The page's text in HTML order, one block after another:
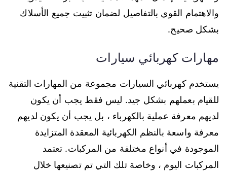
والاهتمام القوي بالتفاصيل لضمان تثبيت جميع الأسلاك
بشكل صحيح.
مهارات كهربائي سيارات
يستخدم كهربائي السيارات مجموعة من المهارات التقنية
للقيام بعملهم بشكل جيد. ليس فقط يجب أن يكون
لديهم معرفة عملية بالكهرباء ، بل يجب أن يكون لديهم
معرفة واسعة بالنظم الكهربائية المعقدة المتزايدة
الموجودة في أنواع مختلفة من المركبات. تعتمد
المركبات اليوم ، وخاصة تلك التي تم تصنيعها خلال